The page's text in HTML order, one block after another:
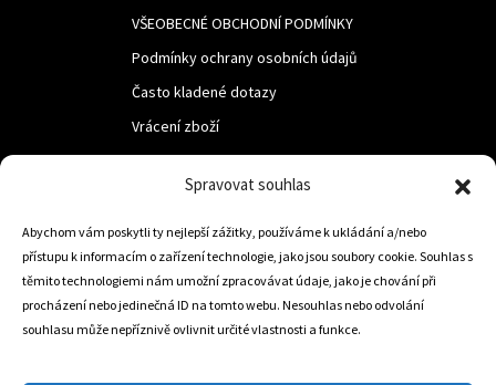
Spravovat souhlas
Abychom vám poskytli ty nejlepší zážitky, používáme k ukládání a/nebo
přístupu k informacím o zařízení technologie, jako jsou soubory cookie. Souhlas s
těmito technologiemi nám umožní zpracovávat údaje, jako je chování při
procházení nebo jedinečná ID na tomto webu. Nesouhlas nebo odvolání
souhlasu může nepříznivě ovlivnit určité vlastnosti a funkce.
VŠEOBECNÉ OBCHODNÍ PODMÍNKY
Podmínky ochrany osobních údajů
Často kladené dotazy
Vrácení zboží
LUF s.r.o.
Nám. M.R.Štefanika 518,
Trstená 02801